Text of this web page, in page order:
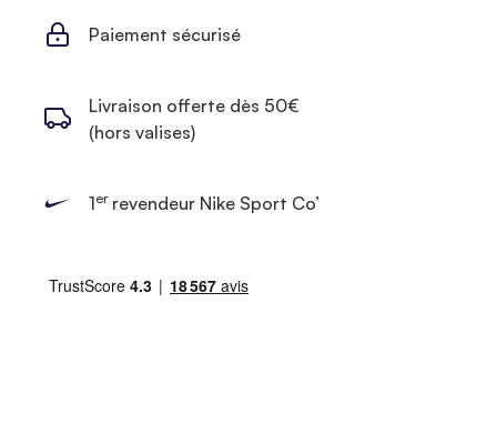
Paiement sécurisé
Livraison offerte dès 50€
(hors valises)
1errevendeur Nike Sport Co’